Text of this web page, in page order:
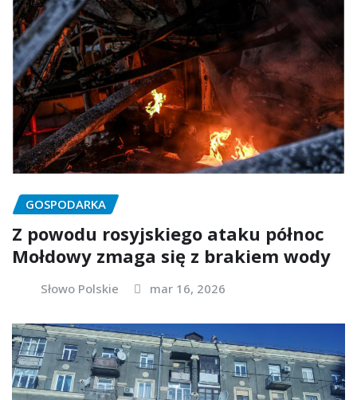
GOSPODARKA
Z powodu rosyjskiego ataku północ
Mołdowy zmaga się z brakiem wody
Słowo Polskie mar 16, 2026